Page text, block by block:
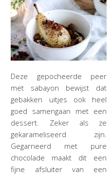
Deze gepocheerde peer
met sabayon bewijst dat
gebakken uitjes ook heel
goed samengaan met een
dessert. Zeker als ze
gekarameliseerd zijn.
Gegarneerd met pure
chocolade maakt dit een
fijne afsluiter van een